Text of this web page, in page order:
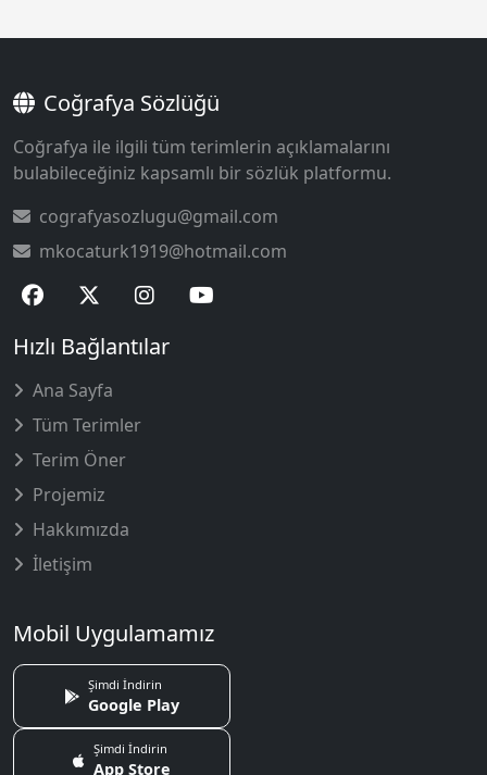
Coğrafya Sözlüğü
Coğrafya ile ilgili tüm terimlerin açıklamalarını
bulabileceğiniz kapsamlı bir sözlük platformu.
cografyasozlugu@gmail.com
mkocaturk1919@hotmail.com
Hızlı Bağlantılar
Ana Sayfa
Tüm Terimler
Terim Öner
Projemiz
Hakkımızda
İletişim
Mobil Uygulamamız
Şimdi İndirin
Google Play
Şimdi İndirin
App Store